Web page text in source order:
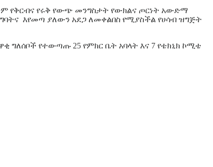
የቅርብና የሩቅ የውጭ መንግስታት የውክልና ጦርነት አውድማ
እየመጣ ያለውን አደጋ ለመቀልበስ የሚያስችል የሀሳብ ዝግጅት
ግለሰቦች የተውጣጡ 25 የምክር ቤት አባላት እና 7 የቴክኒክ ኮሚቴ